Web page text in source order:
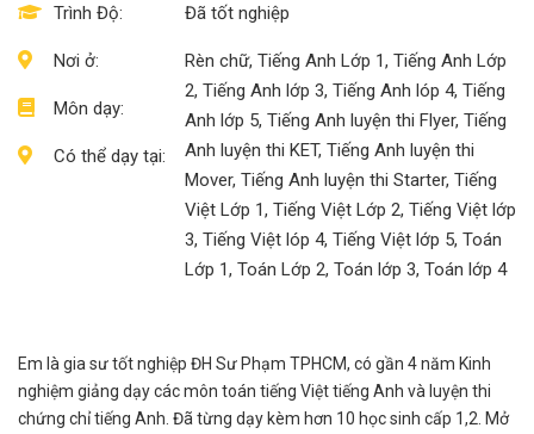
Trình Độ:
Nơi ở:
Môn dạy:
Có thể dạy tại:
Đã tốt nghiệp
Rèn chữ, Tiếng Anh Lớp 1, Tiếng Anh Lớp
2, Tiếng Anh lớp 3, Tiếng Anh lóp 4, Tiếng
Anh lớp 5, Tiếng Anh luyện thi Flyer, Tiếng
Anh luyện thi KET, Tiếng Anh luyện thi
Mover, Tiếng Anh luyện thi Starter, Tiếng
Việt Lớp 1, Tiếng Việt Lớp 2, Tiếng Việt lớp
3, Tiếng Việt lóp 4, Tiếng Việt lớp 5, Toán
Lớp 1, Toán Lớp 2, Toán lớp 3, Toán lớp 4
Em là gia sư tốt nghiệp ĐH Sư Phạm TPHCM, có gần 4 năm Kinh
nghiệm giảng dạy các môn toán tiếng Việt tiếng Anh và luyện thi
chứng chỉ tiếng Anh. Đã từng dạy kèm hơn 10 học sinh cấp 1,2. Mở